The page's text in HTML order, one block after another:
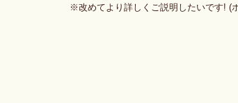
※改めてより詳しくご説明したいです! (